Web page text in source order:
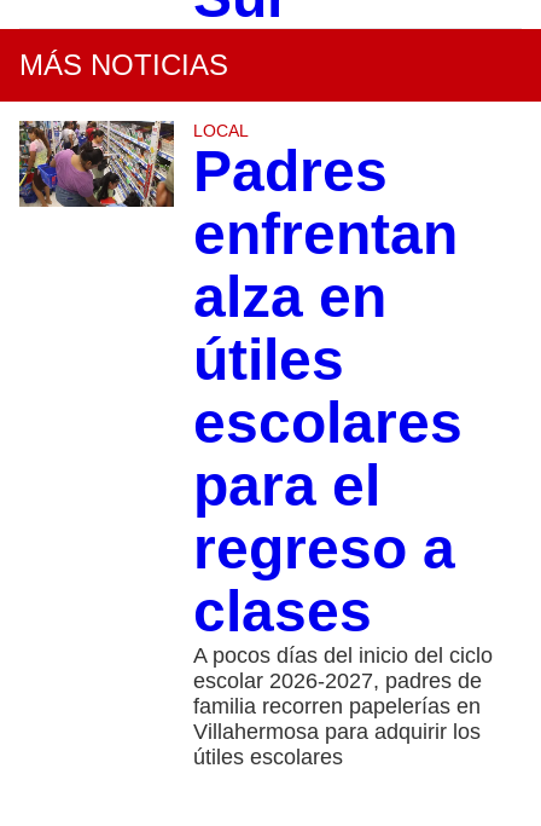
MÁS NOTICIAS
LOCAL
Padres
enfrentan
alza en
útiles
escolares
para el
regreso a
clases
A pocos días del inicio del ciclo
escolar 2026-2027, padres de
familia recorren papelerías en
Villahermosa para adquirir los
útiles escolares